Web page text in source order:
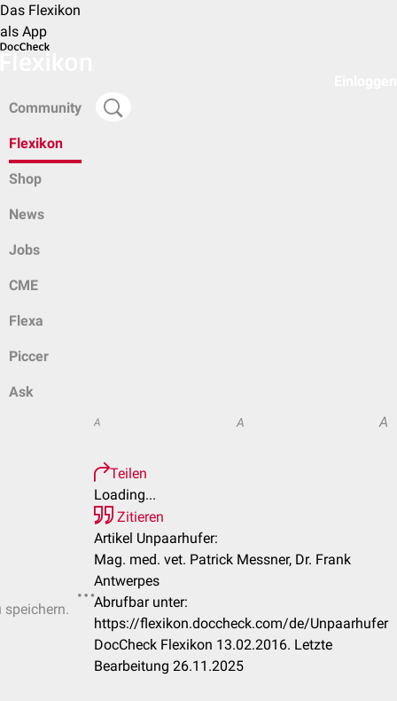
Das Flexikon
als App
Community
Flexikon
Shop
News
Jobs
CME
Flexa
Piccer
Ask
speichern.
A A A
Teilen
Loading...
Zitieren
Artikel Unpaarhufer:
Mag. med. vet. Patrick Messner, Dr. Frank
Antwerpes
Abrufbar unter:
https://flexikon.doccheck.com/de/Unpaarhufer
DocCheck Flexikon 13.02.2016. Letzte
Bearbeitung 26.11.2025